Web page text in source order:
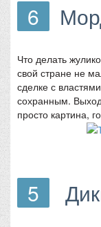
6
Что делать
свой стране не
сделке с
сохранным.
просто картина,
5